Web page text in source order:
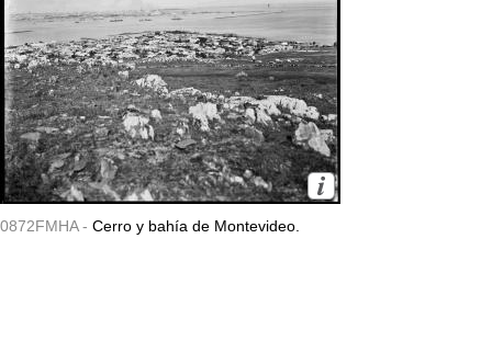
0872FMHA - Cerro y bahía de Montevideo.